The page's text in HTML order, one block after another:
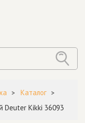
Каталог
Deuter Kikki 36093